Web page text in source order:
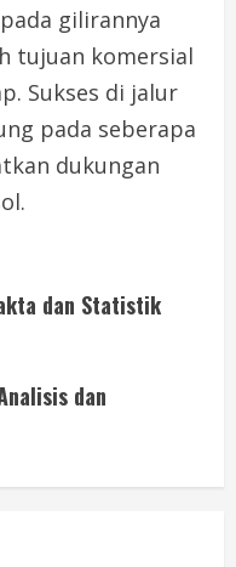
gilirannya
tujuan komersial
Sukses di jalur
pada seberapa
dukungan
dan Statistik
dan